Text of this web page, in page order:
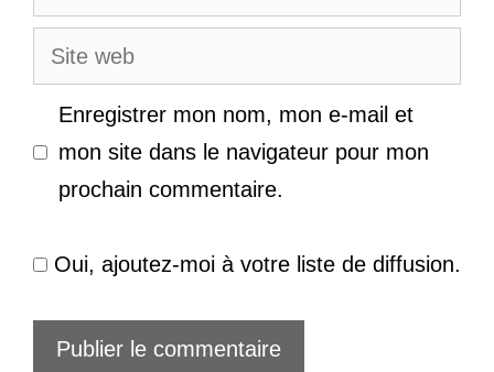
mail
Site
web
Enregistrer mon nom, mon e-mail et
mon site dans le navigateur pour mon
prochain commentaire.
Oui, ajoutez-moi à votre liste de diffusion.